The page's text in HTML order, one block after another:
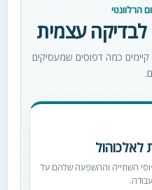
הרלוונטי
עצמית
כמה דפוסים שמעסיקים
לאלכוהול
השתייה וההשפעה שלהם על